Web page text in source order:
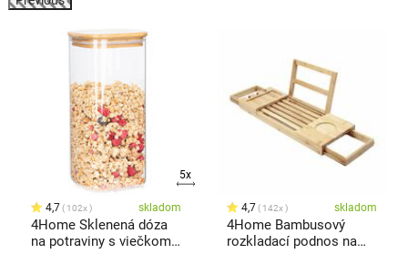
5x
4,7 102x skladom
4Home Sklenená dóza
na potraviny s viečkom
4,7 142x skladom
4Home Bambusový
rozkladací podnos na